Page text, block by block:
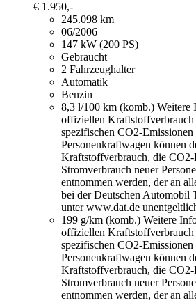
€ 1.950,-
245.098 km
06/2006
147 kW (200 PS)
Gebraucht
2 Fahrzeughalter
Automatik
Benzin
8,3 l/100 km (komb.) Weitere
offiziellen
spezifischen CO2-Emissionen
Personenkraftwagen können
Kraftstoffverbrauch, die CO2-
Stromverbrauch neuer
entnommen werden, der an
bei der Deutschen Automobil
unter www.dat.de
199 g/km (komb.) Weitere
offiziellen
spezifischen CO2-Emissionen
Personenkraftwagen können
Kraftstoffverbrauch, die CO2-
Stromverbrauch neuer
entnommen werden, der an